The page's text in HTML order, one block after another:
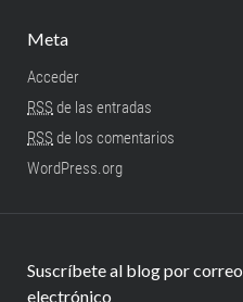
Meta
Acceder
RSS de las entradas
RSS de los comentarios
WordPress.org
Suscríbete al blog por correo
electrónico